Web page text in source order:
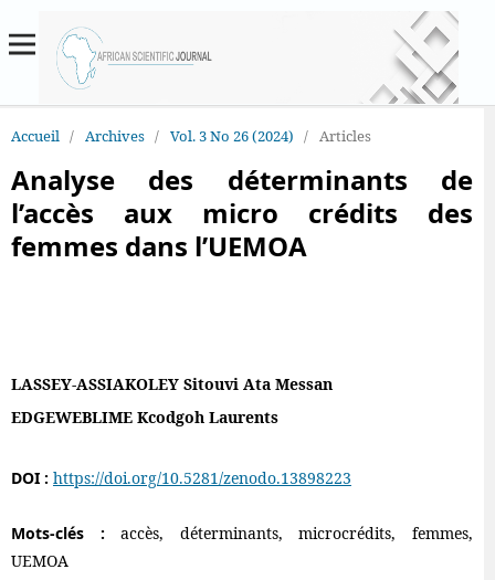
Accueil / Archives / Vol. 3 No 26 (2024) / Articles
Analyse des déterminants de
l’accès aux micro crédits des
femmes dans l’UEMOA
LASSEY-ASSIAKOLEY Sitouvi Ata Messan
EDGEWEBLIME Kcodgoh Laurents
DOI : https://doi.org/10.5281/zenodo.13898223
Mots-clés :accès, déterminants, microcrédits, femmes,
UEMOA